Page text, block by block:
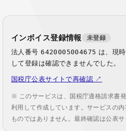
インボイス登録情報 未登録
法人番号6420005004675 は、現
して登録は確認できませんでした。
国税庁公表サイトで再確認 ↗
※ このサービスは、国税庁適格請求書
利用して作成しています。サービスの
ものではありません。最終確認は公表サ